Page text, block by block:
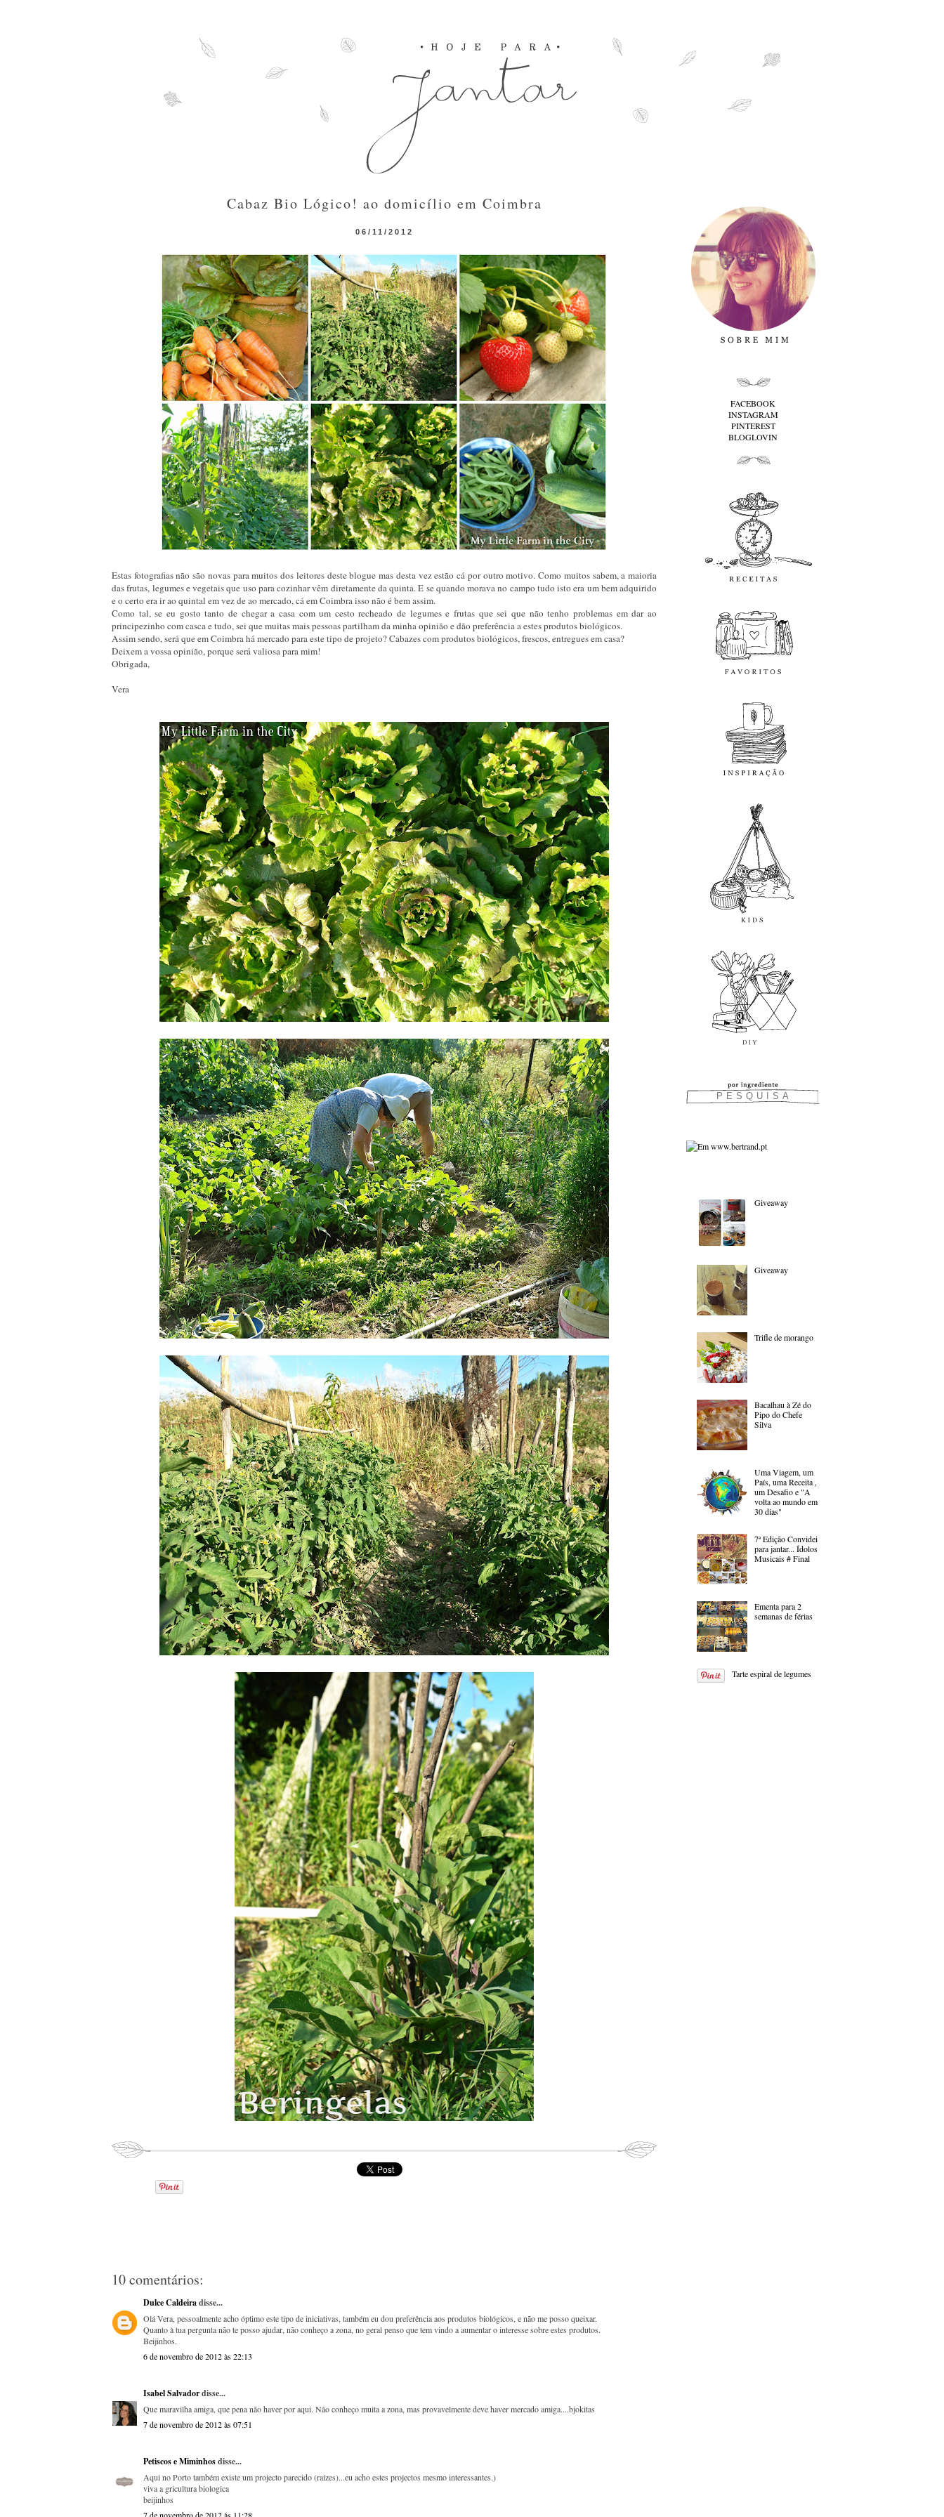
06/11/2012
Cabaz Bio Lógico! ao domicílio em Coimbra
Estas fotografias não são novas para muitos dos leitores deste blogue mas desta vez estão cá por outro motivo. Como muitos sabem, a maioria
das frutas, legumes e vegetais que uso para cozinhar vêm diretamente da quinta. E se quando morava no campo tudo isto era um bem adquirido
e o certo era ir ao quintal em vez de ao mercado, cá em Coimbra isso não é bem assim.
Como tal, se eu gosto tanto de chegar a casa com um cesto recheado de legumes e frutas que sei que não tenho problemas em dar ao
principezinho com casca e tudo, sei que muitas mais pessoas partilham da minha opinião e dão preferência a estes produtos biológicos.
Assim sendo, será que em Coimbra há mercado para este tipo de projeto? Cabazes com produtos biológicos, frescos, entregues em casa?
Deixem a vossa opinião, porque será valiosa para mim!
Obrigada,
Vera
10 comentários:
Dulce Caldeiradisse...
Olá Vera, pessoalmente acho óptimo este tipo de iniciativas, também eu dou preferência aos produtos biológicos, e não me posso queixar.
Quanto à tua pergunta não te posso ajudar, não conheço a zona, no geral penso que tem vindo a aumentar o interesse sobre estes produtos.
Beijinhos.
6 de novembro de 2012 às 22:13
Isabel Salvadordisse...
Que maravilha amiga, que pena não haver por aqui. Não conheço muita a zona, mas provavelmente deve haver mercado amiga....bjokitas
7 de novembro de 2012 às 07:51
Petiscos e Miminhosdisse...
Aqui no Porto também existe um projecto parecido (raízes)...eu acho estes projectos mesmo interessantes.)
viva a gricultura biologica
beijinhos
7 de novembro de 2012 às 11:28
FACEBOOK
INSTAGRAM
PINTEREST
BLOGLOVIN
Giveaway
Giveaway
Trifle de morango
Bacalhau à Zé do
Pipo do Chefe
Silva
Uma Viagem, um
País, uma Receita ,
um Desafio e "A
volta ao mundo em
30 dias"
7ª Edição Convidei
para jantar... Ídolos
Musicais # Final
Ementa para 2
semanas de férias
Tarte espiral de legumes